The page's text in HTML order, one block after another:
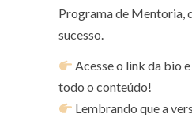
Programa de Mentoria,
sucesso.
Acesse o link da bio
todo o conteúdo!
Lembrando que a